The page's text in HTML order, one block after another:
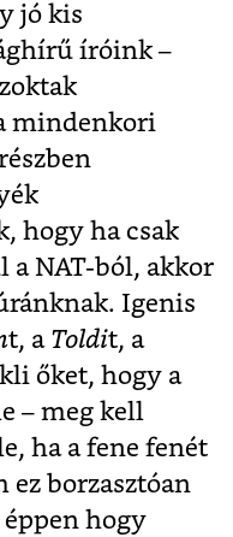
jó kis
íróink –
mindenkori
hogy ha csak
a NAT-ból, akkor
Igenis
t, a Toldit, a
őket, hogy a
– meg kell
ha a fene fenét
ez borzasztóan
hogy